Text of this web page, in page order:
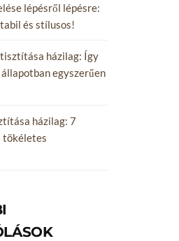
lépésről lépésre:
és stílusos!
házilag: Így
egyszerűen
házilag: 7
tökéletes